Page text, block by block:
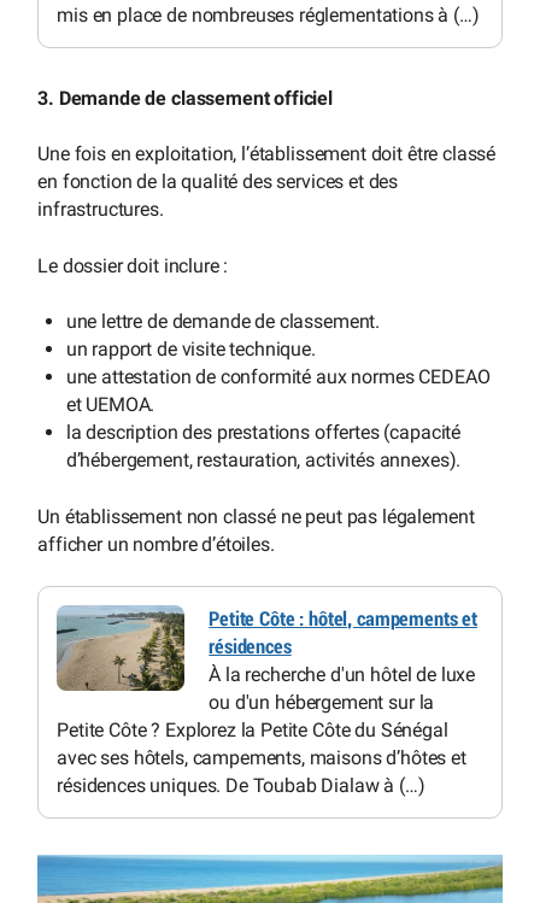
mis en place de nombreuses réglementations à (…)
3. Demande de classement officiel
Une fois en exploitation, l’établissement doit être classé
en fonction de la qualité des services et des
infrastructures.
Le dossier doit inclure :
une lettre de demande de classement.
un rapport de visite technique.
une attestation de conformité aux normes CEDEAO
et UEMOA.
la description des prestations offertes (capacité
d’hébergement, restauration, activités annexes).
Un établissement non classé ne peut pas légalement
afficher un nombre d’étoiles.
Petite Côte : hôtel, campements et
résidences
À la recherche d'un hôtel de luxe
ou d'un hébergement sur la
Petite Côte ? Explorez la Petite Côte du Sénégal
avec ses hôtels, campements, maisons d’hôtes et
résidences uniques. De Toubab Dialaw à (…)